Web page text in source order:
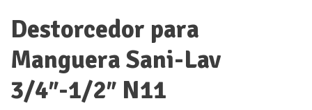
Destorcedor para
Manguera Sani-Lav
3/4″-1/2″ N11